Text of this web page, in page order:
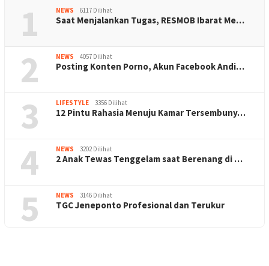
1 NEWS 6117 Dilihat
Saat Menjalankan Tugas, RESMOB Ibarat Me…
2 NEWS 4057 Dilihat
Posting Konten Porno, Akun Facebook Andi…
3 LIFESTYLE 3356 Dilihat
12 Pintu Rahasia Menuju Kamar Tersembuny…
4 NEWS 3202 Dilihat
2 Anak Tewas Tenggelam saat Berenang di …
5 NEWS 3146 Dilihat
TGC Jeneponto Profesional dan Terukur